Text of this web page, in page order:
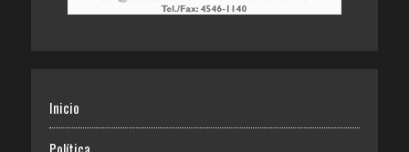
Inicio